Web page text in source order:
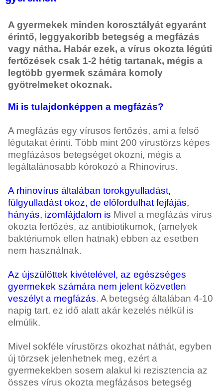
A gyermekek minden korosztályát egyaránt
érintő, leggyakoribb betegség a megfázás
vagy nátha. Habár ezek, a vírus okozta légúti
fertőzések csak 1-2 hétig tartanak, mégis a
legtöbb gyermek számára komoly
gyötrelmeket okoznak.
Mi is tulajdonképpen a megfázás?
A megfázás egy vírusos fertőzés, ami a felső
légutakat érinti. Több mint 200 vírustörzs képes
megfázásos betegséget okozni, mégis a
legáltalánosabb kórokozó a Rhinovírus.
A rhinovírus általában torokgyulladást,
fülgyulladást okoz, de előfordulhat fejfájás,
hányás, izomfájdalom is Mivel a megfázás vírus
okozta fertőzés, az antibiotikumok, (amelyek
baktériumok ellen hatnak) ebben az esetben
nem használnak.
Az újszülöttek kivételével, az egészséges
gyermekek számára nem jelent közvetlen
veszélyt a megfázás. A betegség általában 4-10
napig tart, ez idő alatt akár kezelés nélkül is
elmúlik.
Mivel sokféle vírustörzs okozhat náthát, egyben
új törzsek jelenhetnek meg, ezért a
gyermekekben sosem alakul ki rezisztencia az
összes vírus okozta megfázásos betegség